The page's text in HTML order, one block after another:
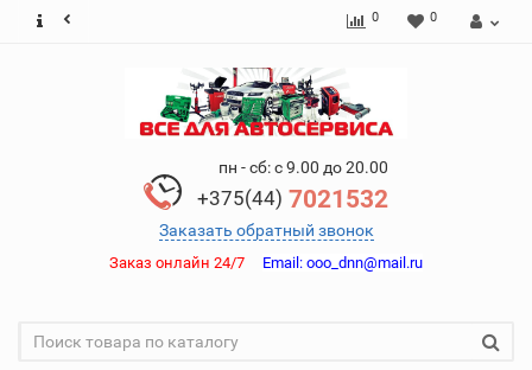
0 0
пн - сб: с 9.00 до 20.00
+375(44) 7021532
Заказать обратный звонок
Заказ онлайн 24/7 Email: ooo_dnn@mail.ru